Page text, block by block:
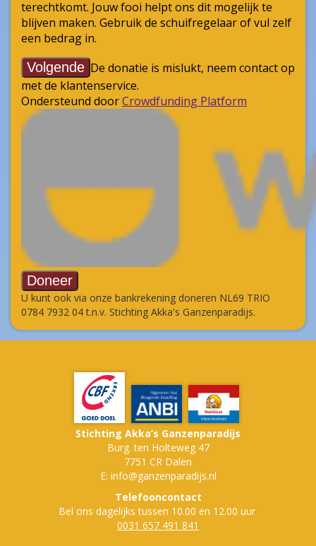
U kunt ook via onze bankrekening doneren NL69 TRIO
0784 7932 04 t.n.v. Stichting Akka's Ganzenparadijs.
Stichting Akka’s Ganzenparadijs
Burg. ten Holteweg 47
7751 CR Dalen
E: info@ganzenparadijs.nl
Telefooncontact
Bel ons dagelijks tussen 10.00 en 12.00 uur
0031 657 491 841